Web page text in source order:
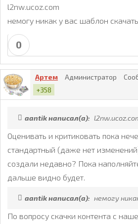
l2nw.ucoz.com
немогу никак у вас шаблон скачать
0
Артем Администратор
+358
aantik написал(а):
Оценивать и критиковать пока
стандартный (даже нет
создали недавно? Пока
дальше видно будет.
aantik написал(а): немогу
По вопросу скачки контента с